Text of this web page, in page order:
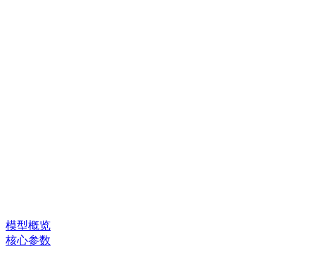
模型概览
核心参数